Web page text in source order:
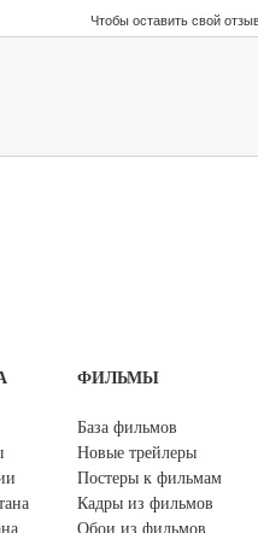
Чтобы оставить свой
ФИЛЬМЫ
База фильмов
Новые трейлеры
Постеры к фильмам
Кадры из фильмов
Обои из фильмов